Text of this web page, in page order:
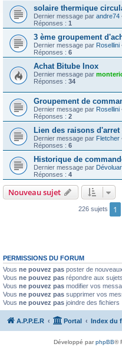
solaire thermique
Dernier message par andre74
Réponses : 1
3 ème groupement
Dernier message par Rosellini
Réponses : 6
Achat Bitube Inox
Dernier message par
Réponses : 34
Groupement de
Dernier message par Rosellini
Réponses : 2
Lien des raisons
Dernier message par Fletcher
Réponses : 6
Historique de
Dernier message par
Réponses : 4
Nouveau sujet
226 sujets 1
PERMISSIONS DU FORUM
Vous ne pouvez pas poster de
Vous ne pouvez pas répondre aux sujets
Vous ne pouvez pas modifier vos
Vous ne pouvez pas supprimer vos
Vous ne pouvez pas joindre des fichiers
A.P.P.E.R Portal Index du
Développé parphpBB®